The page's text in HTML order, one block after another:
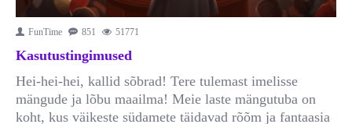
FunTime 851 51771
Kasutustingimused
Hei-hei-hei, kallid sõbrad! Tere tulemast imelisse
mängude ja lõbu maailma! Meie laste mängutuba on
koht, kus väikeste südamete täidavad rõõm ja fantaasia